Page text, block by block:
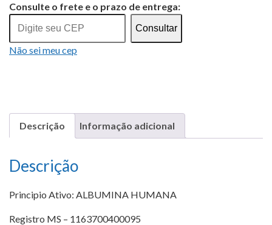
quantidade
Consulte o frete e o prazo de entrega:
Consultar
Não sei meu cep
Descrição Informação adicional
Descrição
Principio Ativo: ALBUMINA HUMANA
Registro MS – 1163700400095